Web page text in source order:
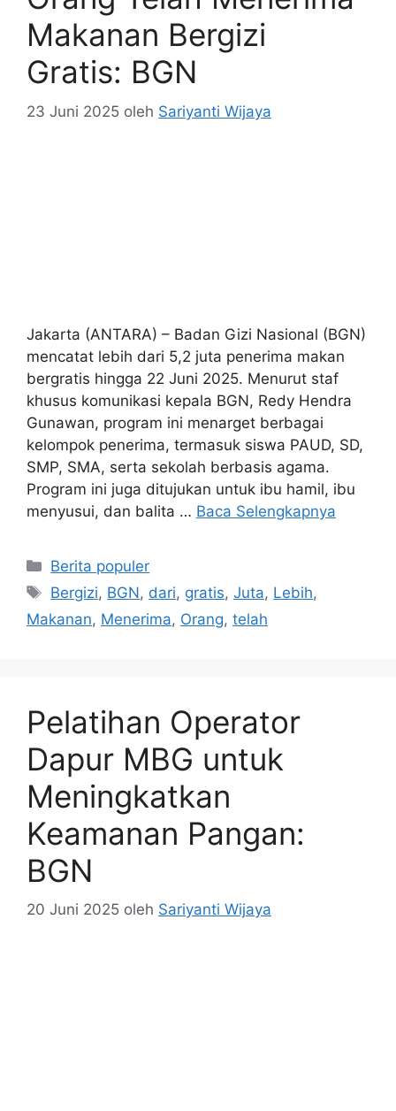
Makanan Bergizi
Gratis: BGN
23 Juni 2025 oleh Sariyanti Wijaya
Jakarta (ANTARA) – Badan Gizi Nasional (BGN)
mencatat lebih dari 5,2 juta penerima makan
bergratis hingga 22 Juni 2025. Menurut staf
khusus komunikasi kepala BGN, Redy Hendra
Gunawan, program ini menarget berbagai
kelompok penerima, termasuk siswa PAUD, SD,
SMP, SMA, serta sekolah berbasis agama.
Program ini juga ditujukan untuk ibu hamil, ibu
menyusui, dan balita … Baca Selengkapnya
Kategori
Berita populer
Tag
Bergizi, BGN, dari, gratis,Juta, Lebih,
Makanan, Menerima, Orang, telah
Pelatihan Operator
Dapur MBG untuk
Meningkatkan
Keamanan Pangan:
BGN
20 Juni 2025 oleh Sariyanti Wijaya